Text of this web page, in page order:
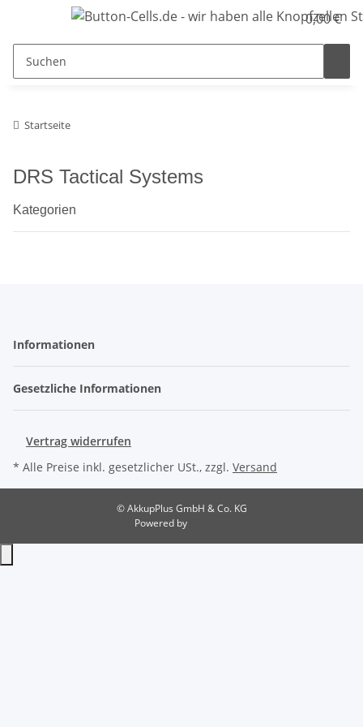
0,00 €
Startseite
DRS Tactical Systems
Kategorien
Informationen
Gesetzliche Informationen
Vertrag widerrufen
* Alle Preise inkl. gesetzlicher USt., zzgl. Versand
© AkkupPlus GmbH & Co. KG
Powered by